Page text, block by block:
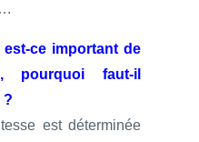
ce important de
pourquoi faut-il
?
est déterminée